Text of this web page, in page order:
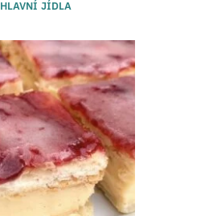
HLAVNÍ JÍDLA